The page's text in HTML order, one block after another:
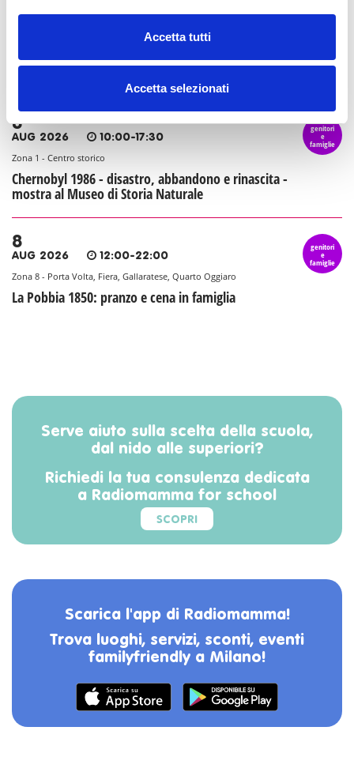
Accetta tutti
Accetta selezionati
AUG 2026
La Conca social bar: aperitivi e cene a misura di
e
8
AUG 2026 10:00-17:30
Zona 1 - Centro storico
Chernobyl 1986 - disastro, abbandono e rinascita -
mostra al Museo di Storia Naturale
genitori
e
famiglie
8
AUG 2026 12:00-22:00
Zona 8 - Porta Volta, Fiera, Gallaratese, Quarto Oggiaro
La Pobbia 1850: pranzo e cena in famiglia
genitori
e
famiglie
Serve aiuto sulla scelta della scuola,
dal nido alle superiori?
Richiedi la tua consulenza dedicata
a Radiomamma for school
SCOPRI
Scarica l'app di Radiomamma!
Trova luoghi, servizi, sconti, eventi
familyfriendly a Milano!